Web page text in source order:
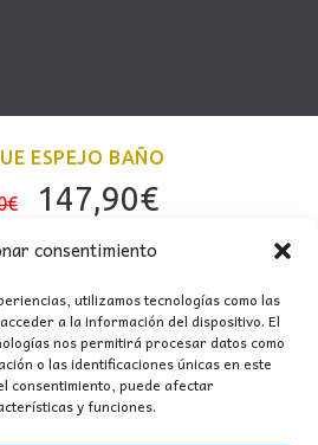
consentimiento
utilizamos tecnologías como las
a la información del dispositivo. El
nos permitirá procesar datos como
o las identificaciones únicas en este
consentimiento, puede afectar
y funciones.
ESPEJO BAÑO
€
El
original
era:
166,00€.
147,90€El
es:
147,90€.